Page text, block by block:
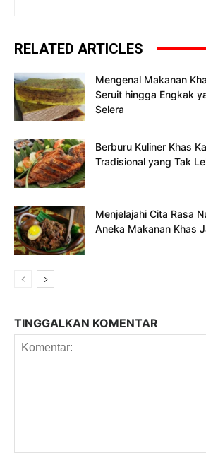
RELATED ARTICLES
Mengenal Makanan
Seruit hingga Engkak
Selera
Berburu Kuliner Khas
Tradisional yang Tak
Menjelajahi Cita Rasa
Aneka Makanan Khas
TINGGALKAN KOMENTAR